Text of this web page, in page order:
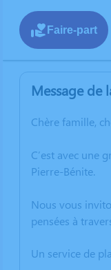
Faire-part
Message de
Chère famille,
C’est avec une
Pierre-Bénite.
Nous vous
pensées à
Un service de